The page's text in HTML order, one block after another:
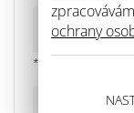
ochrany
* povinné pole